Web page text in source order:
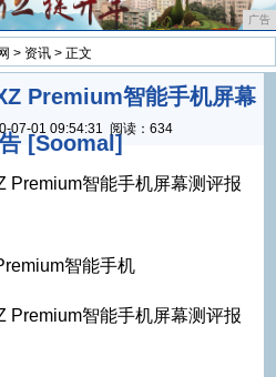
广告
> 资讯 > 正文
Premium智能手机屏幕
[Soomal]
07-01 09:54:31 阅读：634
智能手机